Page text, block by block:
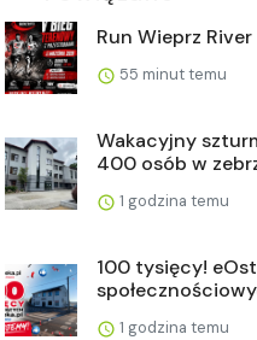
Run Wieprz
55 minut temu
Wakacyjny
400 osób w
1 godzina temu
100 tysięcy!
1 godzina temu